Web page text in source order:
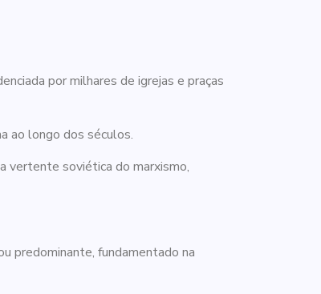
por milhares de igrejas e praças
ao longo dos séculos.
vertente soviética do marxismo,
predominante, fundamentado na